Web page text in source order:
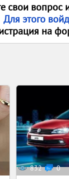
свои вопрос
Для этого
на
832 0